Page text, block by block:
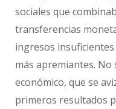
sociales que
transferencias
ingresos
más apremiantes.
económico, que se
primeros resultados